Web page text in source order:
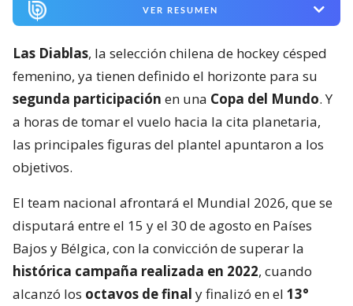
VER RESUMEN
Las Diablas, la selección chilena de hockey césped
femenino, ya tienen definido el horizonte para su
segunda participación en una Copa del Mundo. Y
a horas de tomar el vuelo hacia la cita planetaria,
las principales figuras del plantel apuntaron a los
objetivos.
El team nacional afrontará el Mundial 2026, que se
disputará entre el 15 y el 30 de agosto en Países
Bajos y Bélgica, con la convicción de superar la
histórica campaña realizada en 2022, cuando
alcanzó los octavos de final y finalizó en el 13°